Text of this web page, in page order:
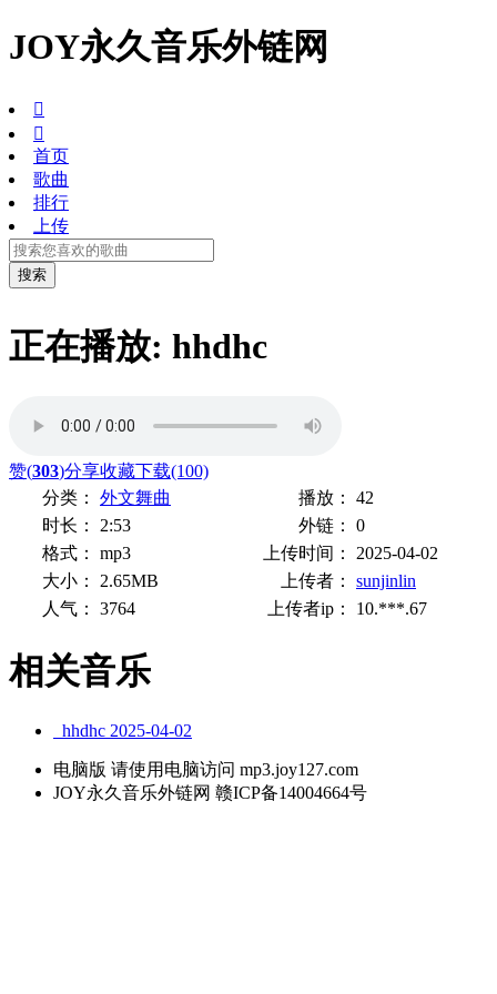
JOY永久音乐外链网


首页
歌曲
排行
上传
正在播放: hhdhc
赞(303)分享收藏下载(100)
分类：
外文舞曲 播放：
42
时长：
2:53 外链：
0
格式：
mp3 上传时间：
2025-04-02
大小：
2.65MB 上传者：
sunjinlin
人气：
3764 上传者ip： 10.***.67
相关音乐
hhdhc 2025-04-02
电脑版 请使用电脑访问 mp3.joy127.com
JOY永久音乐外链网 赣ICP备14004664号